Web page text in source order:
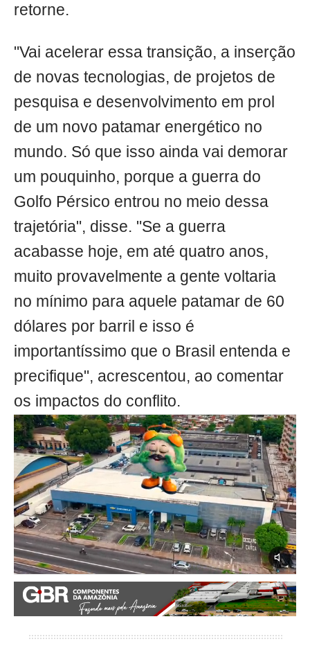
retorne.
"Vai acelerar essa transição, a inserção
de novas tecnologias, de projetos de
pesquisa e desenvolvimento em prol
de um novo patamar energético no
mundo. Só que isso ainda vai demorar
um pouquinho, porque a guerra do
Golfo Pérsico entrou no meio dessa
trajetória", disse. "Se a guerra
acabasse hoje, em até quatro anos,
muito provavelmente a gente voltaria
no mínimo para aquele patamar de 60
dólares por barril e isso é
importantíssimo que o Brasil entenda e
precifique", acrescentou, ao comentar
os impactos do conflito.